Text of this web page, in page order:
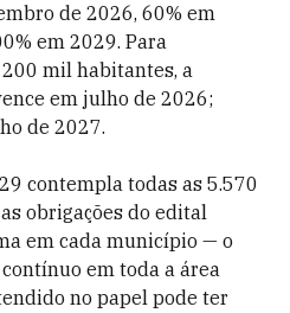
de 2026, 60% em
em 2029. Para
mil habitantes, a
em julho de 2026;
de 2027.
contempla todas as 5.570
obrigações do edital
em cada município — o
em toda a área
no papel pode ter